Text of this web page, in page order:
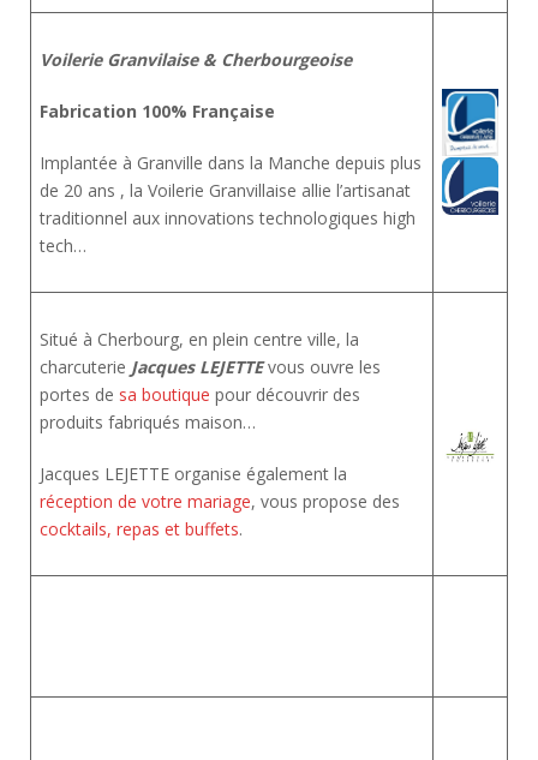
Voilerie Granvilaise & Cherbourgeoise
Fabrication 100% Française
Implantée à Granville dans la Manche depuis plus
de 20 ans , la Voilerie Granvillaise allie l’artisanat
traditionnel aux innovations technologiques high
tech…
Situé à Cherbourg, en plein centre ville, la
charcuterie Jacques LEJETTEvous ouvre les
portes de sa boutique pour découvrir des
produits fabriqués maison…
Jacques LEJETTE organise également la
réception de votre mariage, vous propose des
cocktails, repas et buffets.